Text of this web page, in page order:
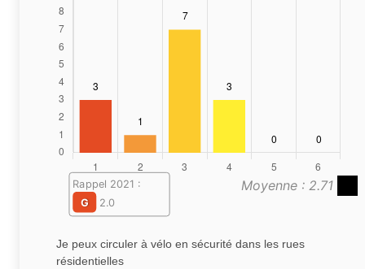
Moyenne : 2.71
Rappel 2021 :
G
2.0
Je peux circuler à vélo en sécurité dans les rues
résidentielles